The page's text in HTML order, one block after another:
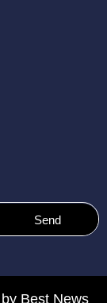
Send
Best News